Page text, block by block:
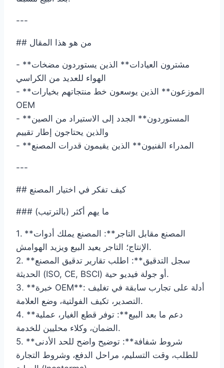
---
## من هو هذا المقال
- **مشترون العيادات** الذين يستوردون مضخات
الهواء للعديد من الكراسي
- **الموزعون** الذين يوسعون خط منتجاتهم بخيارات
OEM
- **المستوردون** الجدد إلى الاستيراد من الصين
والذين يحتاجون إطار تقييم
- **المدراء الفنيون** الذين يقيمون قدرات المصنع
---
## كيف تفكر في اختيار المصنع
### ما يهم أكثر (بالترتيب)
1. **المصنع مقابل التاجر**: المصنع يملك أدوات
الإنتاج؛ التاجر يعيد البيع ويزيد الهوامش.
2. **سجل التدقيق**: اطلب تقارير تدقيق المصنع
الحديثة (ISO, CE, BSCI) أو جولة فيديو حية.
3. **خبرة OEM**: أدلة على تجارب سابقة في تغليف
التصدير، تكيف الفولتية، وضع العلامة.
4. **دعم ما بعد البيع**: توفر قطع الغيار، عملية
الضمان، وكلاء محليين للخدمة.
5. **شروط شفافة**: توضيح واضح للحد الأدنى
للطلب، وقت التسليم، مراحل الدفع، وشروط التجارة